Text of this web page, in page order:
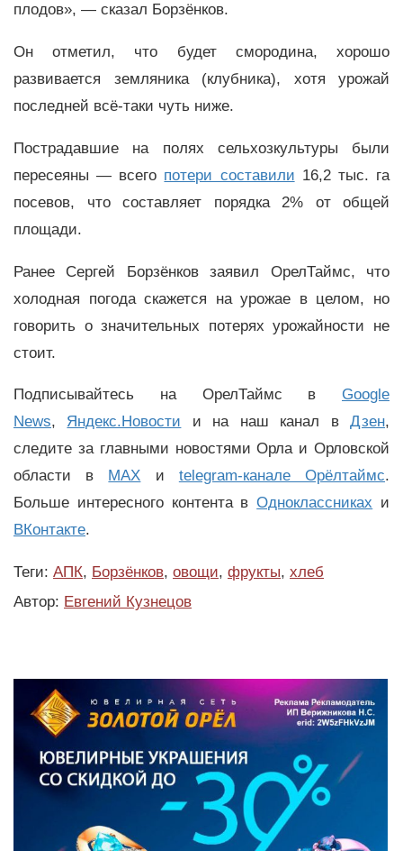
плодов», — сказал Борзёнков.
Он отметил, что будет смородина, хорошо
развивается земляника (клубника), хотя урожай
последней всё-таки чуть ниже.
Пострадавшие на полях сельхозкультуры были
пересеяны — всего потери составили 16,2 тыс. га
посевов, что составляет порядка 2% от общей
площади.
Ранее Сергей Борзёнков заявил ОрелТаймс, что
холодная погода скажется на урожае в целом, но
говорить о значительных потерях урожайности не
стоит.
Подписывайтесь на ОрелТаймс в Google
News, Яндекс.Новости и на наш канал вДзен,
следите за главными новостями Орла и Орловской
области в MAX и telegram-канале Орёлтаймс.
Больше интересного контента вОдноклассниках и
ВКонтакте.
Теги: АПК, Борзёнков, овощи, фрукты, хлеб
Автор: Евгений Кузнецов